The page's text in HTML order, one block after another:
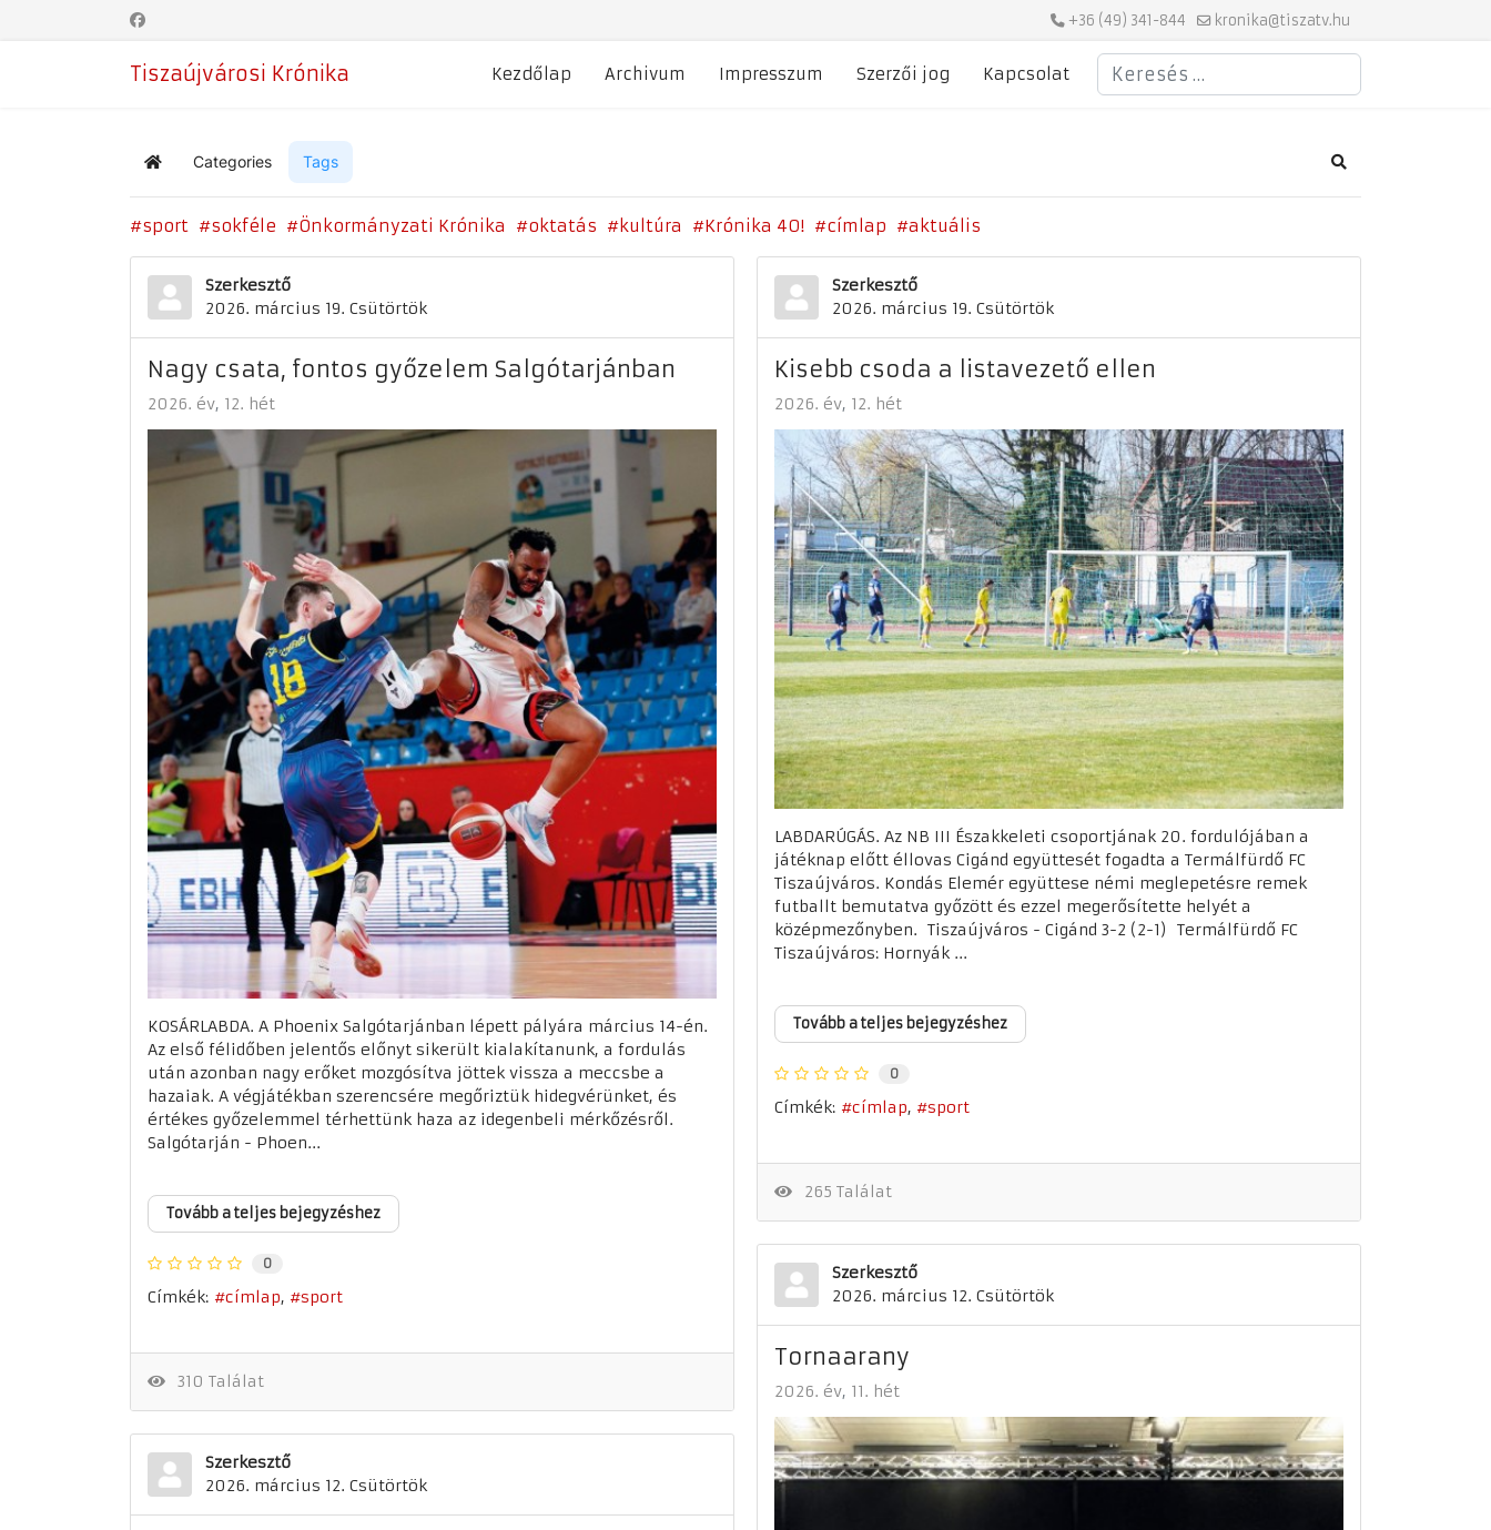
+36 (49) 341-844 kronika@tiszatv.hu
Tiszaújvárosi Krónika Kezdőlap Archivum Impresszum Szerzői jog Kapcsolat
Keresés
Home Categories Tags Search
sport sokféle Önkormányzati Krónika oktatás kultúra Krónika 40! címlap aktuális
Szerkesztő
2026. március 19. Csütörtök
Nagy csata, fontos győzelem Salgótarjánban
2026. év 12. hét
KOSÁRLABDA. A Phoenix Salgótarjánban lépett pályára március 14-én.
Az első félidőben jelentős előnyt sikerült kialakítanunk, a fordulás
után azonban nagy erőket mozgósítva jöttek vissza a meccsbe a
hazaiak. A végjátékban szerencsére megőriztük hidegvérünket, és
értékes győzelemmel térhettünk haza az idegenbeli mérkőzésről.
Salgótarján - Phoen...
Tovább a teljes bejegyzéshez
0
Címkék: címlap sport
310 Találat
Szerkesztő
2026. március 19. Csütörtök
Kisebb csoda a listavezető ellen
2026. év 12. hét
LABDARÚGÁS. Az NB III Északkeleti csoportjának 20. fordulójában a
játéknap előtt éllovas Cigánd együttesét fogadta a Termálfürdő FC
Tiszaújváros. Kondás Elemér együttese némi meglepetésre remek
futballt bemutatva győzött és ezzel megerősítette helyét a
középmezőnyben. Tiszaújváros - Cigánd 3-2 (2-1) Termálfürdő FC
Tiszaújváros: Hornyák ...
Tovább a teljes bejegyzéshez
0
Címkék: címlap sport
265 Találat
Szerkesztő
2026. március 12. Csütörtök
Tornaarany
2026. év 11. hét
Szerkesztő
2026. március 12. Csütörtök